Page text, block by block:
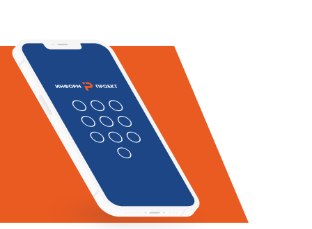
регламенту,
22245-76 и марки БН70/30 по